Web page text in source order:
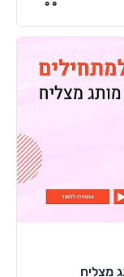
מצליח